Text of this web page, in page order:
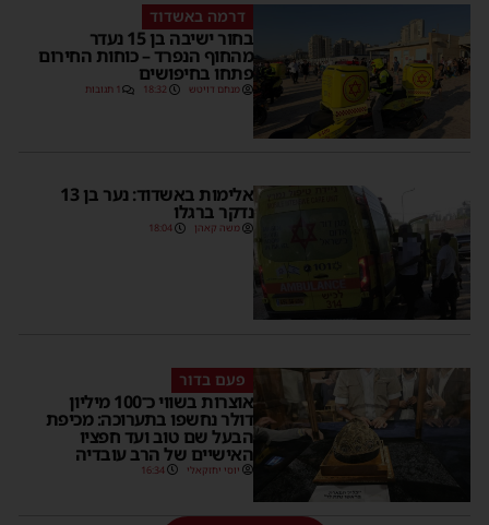
דרמה באשדוד
בחור ישיבה בן 15 נעדר
מהחוף הנפרד – כוחות החירום
פתחו בחיפושים
מנחם דויטש 18:32 1 תגובות
אלימות באשדוד: נער בן 13
נדקר ברגלו
משה קאהן 18:04
פעם בדור
אוצרות בשווי כ־100 מיליון
דולר נחשפו בתערוכה: מכיפת
הבעל שם טוב ועד חפציו
האישיים של הרב עובדיה
יוסי יחזקאלי 16:34